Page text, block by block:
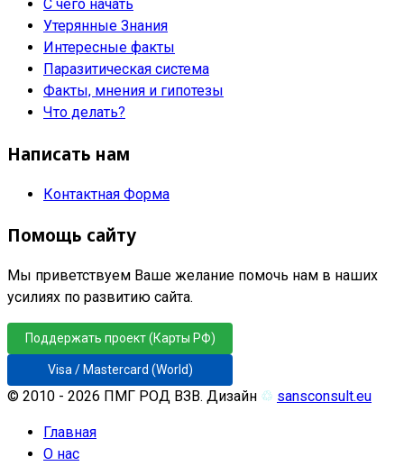
С чего начать
Утерянные Знания
Интересные факты
Паразитическая система
Факты, мнения и гипотезы
Что делать?
Написать нам
Контактная Форма
Помощь сайту
Мы приветствуем Ваше желание помочь нам в наших
усилиях по развитию сайта.
Поддержать проект (Карты РФ)
Visa / Mastercard (World)
© 2010 - 2026 ПМГ РОД ВЗВ. Дизайн ♲ sansconsult.eu
Главная
О нас